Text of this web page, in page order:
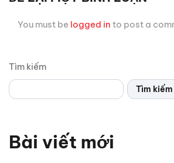
Tìm kiếm
Tìm kiếm
Bài viết mới
You must be logged in to post a